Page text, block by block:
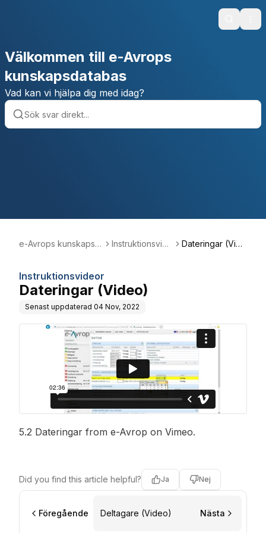
Search
Välkommen till e-Avrops
kunskapsdatabas
Vad kan vi hjälpa dig med idag?
e-Avrops kunskapsd
Instruktionsvide
Dateringar (Vide
Instruktionsvideor
Dateringar (Video)
Senast uppdaterad 04 Nov, 2022
5.2 Dateringar from e-Avrop on Vimeo.
Did you find this article helpful? Ja Nej
Föregående Deltagare (Video) Nästa